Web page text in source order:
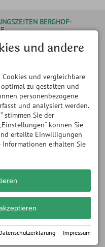
BERGHOF-
08.11.2026 // bis
nur am
Uhr Dienstag,
bis Samstag:
22:00 Uhr
11:00 bis 21:00 Uhr
WILDPARK
und Fütterung
ab 14.05.2026 -
Donnerstag, Freitag
Uhr (Beginn
und andere
und vergleichbare
optimal zu gestalten und
personenbezogene
und analysiert werden.
stimmen Sie der
können Sie
erteilte Einwilligungen
erhalten Sie
· Impressum